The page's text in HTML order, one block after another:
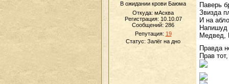
В ожидании крови Баюма
Откуда: мАсква
Регистрация: 10.10.07
Сообщений: 286
Репутация: 19
Статус: Залёг на дно
Паверь
Звизда
И на
Медвед,
Правда
Прав